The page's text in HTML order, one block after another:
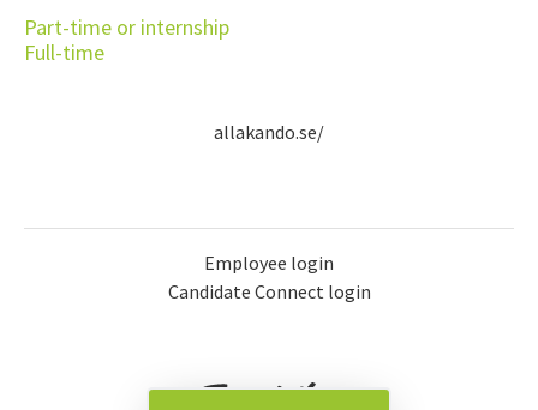
Part-time or internship
Full-time
allakando.se/
Employee login
Candidate Connect login